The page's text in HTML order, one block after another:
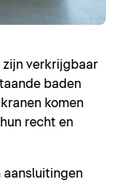
zijn verkrijgbaar
baden
komen
recht en
aansluitingen